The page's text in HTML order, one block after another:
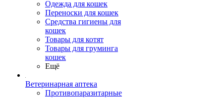
Одежда для кошек
Переноски для кошек
Средства гигиены для
кошек
Товары для котят
Товары для груминга
кошек
Ещё
Ветеринарная аптека
Противопаразитарные